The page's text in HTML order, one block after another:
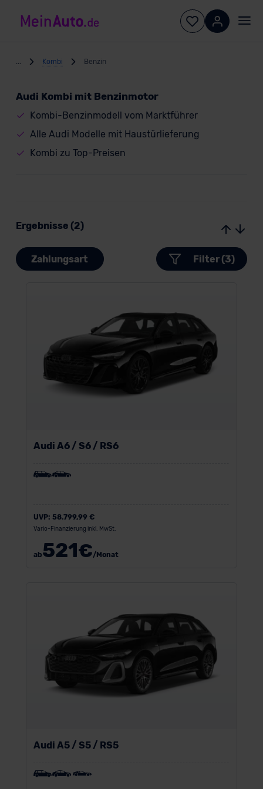
Kombi Benzin
Audi Kombi mit Benzinmotor
Kombi-Benzinmodell vom Marktführer
Alle Audi Modelle mit Haustürlieferung
Kombi zu Top-Preisen
Ergebnisse (2)
Zahlungsart Filter (3)
Audi A6 / S6 / RS6
UVP: 58.799,99 €
Vario-Finanzierung inkl. MwSt.
ab521€/Monat
Audi A5 / S5 / RS5